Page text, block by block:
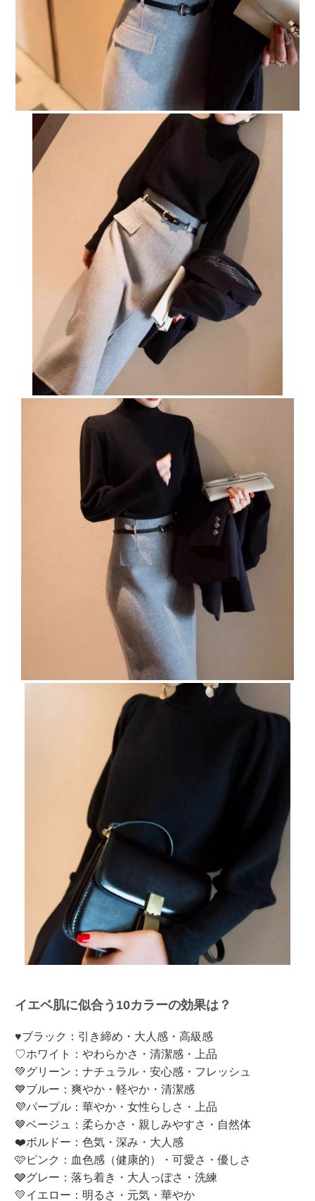
イエベ肌に似合う10カラーの効果は？
♥ブラック：引き締め・大人感・高級感
♡ホワイト：やわらかさ・清潔感・上品
💚グリーン：ナチュラル・安心感・フレッシュ
💙ブルー：爽やか・軽やか・清潔感
💜パープル：華やか・女性らしさ・上品
🤎ベージュ：柔らかさ・親しみやすさ・自然体
❤️ボルドー：色気・深み・大人感
🩷ピンク：血色感（健康的）・可愛さ・優しさ
🩶グレー：落ち着き・大人っぽさ・洗練
💛イエロー：明るさ・元気・華やか